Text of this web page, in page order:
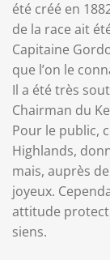
été créé en
de la race ait
Capitaine
que l’on le
Il a été très
Chairman du
Pour le public,
Highlands,
mais, auprès
joyeux.
attitude
siens.